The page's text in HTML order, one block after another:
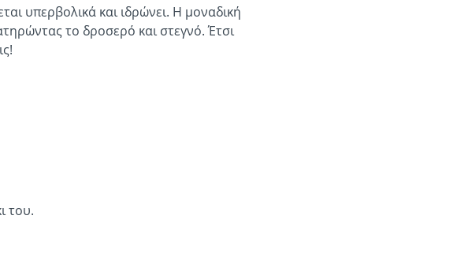
υπερβολικά και ιδρώνει. Η μοναδική
το δροσερό και στεγνό. Έτσι
του.